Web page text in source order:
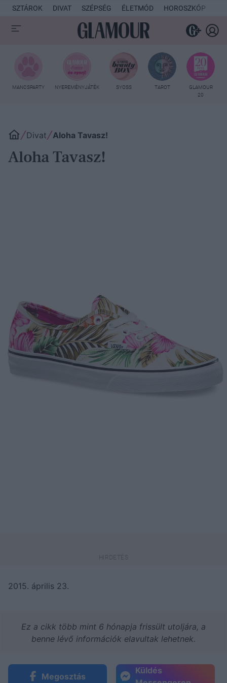
SZTÁROK DIVAT SZÉPSÉG ÉLETMÓD HOROSZKÓP
MANCSPARTY NYEREMÉNYJÁTÉK SYOSS TAROT
GLAMOUR
20
Divat Aloha Tavasz!
Aloha Tavasz!
2015. április 23.
Ez a cikk több mint 6 hónapja frissült utoljára, a
benne lévő információk elavultak lehetnek.
Megosztás
Küldés